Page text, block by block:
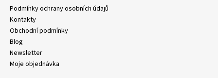
Podmínky ochrany osobních údajů
Kontakty
Obchodní podmínky
Blog
Newsletter
Moje objednávka